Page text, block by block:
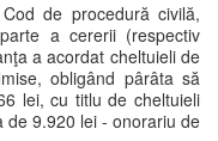
de procedură civilă,
a cererii (respectiv
a acordat cheltuieli de
obligând pârâta să
lei, cu titlu de cheltuieli
de 9.920 lei - onorariu de